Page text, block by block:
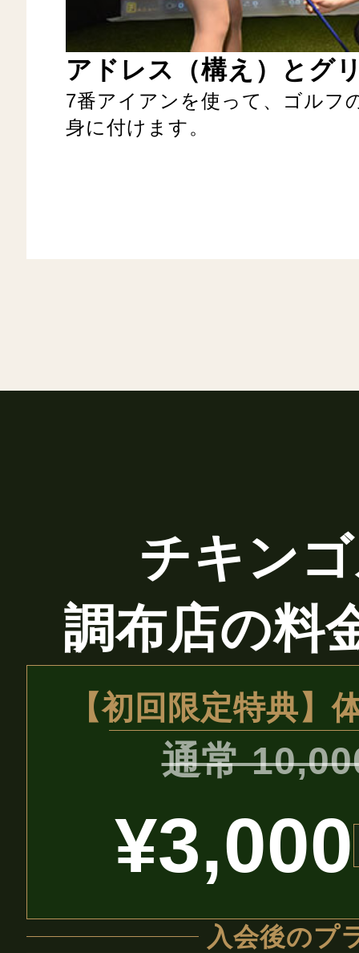
アドレス（構え）とグ
7番アイアンを使って、ゴルフ
身に付けます。
チキン
調布店の料
【初回限定特典】
通常
¥3,000
入会後のプ